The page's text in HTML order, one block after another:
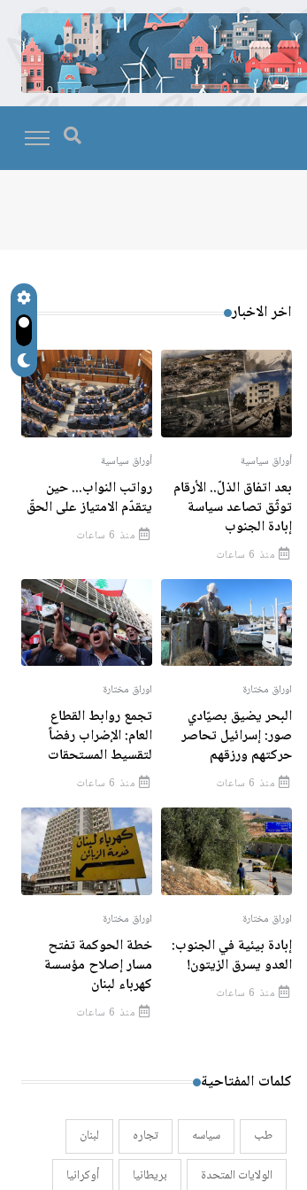
اخر الاخبار
أوراق سياسية
بعد اتفاق الذلّ.. الأرقام
توثّق تصاعد سياسة
إبادة الجنوب
منذ 6 ساعات
أوراق سياسية
رواتب النواب... حين
يتقدّم الامتياز على الحقّ
منذ 6 ساعات
اوراق مختارة
البحر يضيق بصيّادي
صور: إسرائيل تحاصر
حركتهم ورزقهم
منذ 6 ساعات
اوراق مختارة
تجمع روابط القطاع
العام: الإضراب رفضاً
لتقسيط المستحقات
منذ 6 ساعات
اوراق مختارة
إبادة بيئية في الجنوب:
العدو يسرق الزيتون!
منذ 6 ساعات
اوراق مختارة
خطة الحوكمة تفتح
مسار إصلاح مؤسسة
كهرباء لبنان
منذ 6 ساعات
كلمات المفتاحية
طب سياسه تجاره
لبنان
الولايات المتحدة
بريطانيا
أوكرانيا